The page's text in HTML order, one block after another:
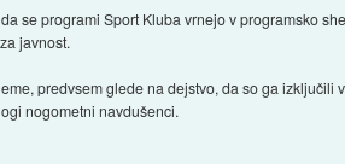
se programi Sport Kluba vrnejo v programsko
javnost.
predvsem glede na dejstvo, da so ga izključili
nogometni navdušenci.